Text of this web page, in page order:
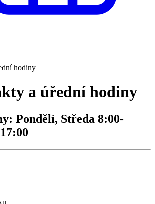
hodiny
a úřední hodiny
Pondělí, Středa 8:00-